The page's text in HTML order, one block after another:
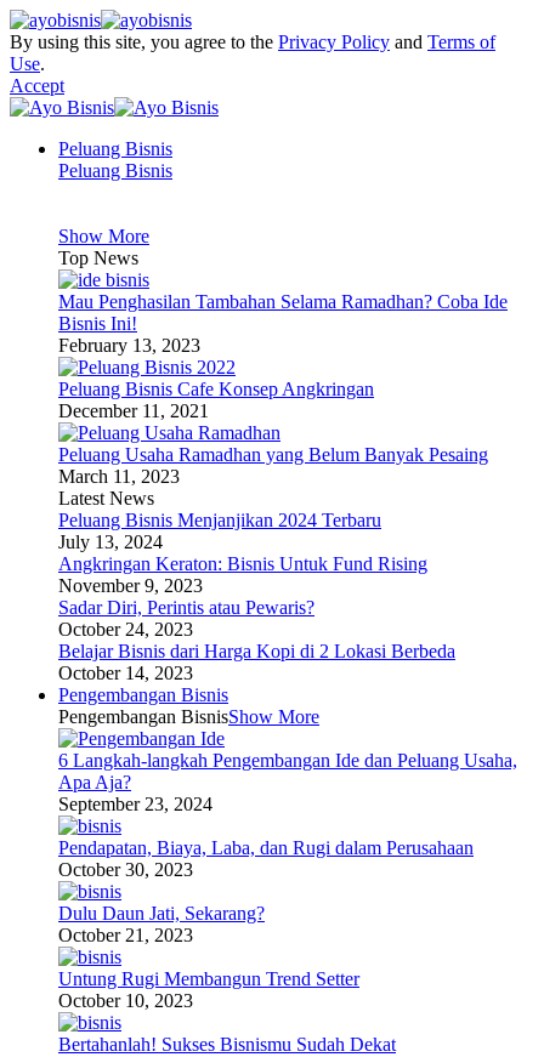
By using this site, you agree to the Privacy Policy and Terms of
Use.
Accept
Peluang Bisnis
Peluang Bisnis
Show More
Top News
Mau Penghasilan Tambahan Selama Ramadhan? Coba Ide
Bisnis Ini!
February 13, 2023
Peluang Bisnis Cafe Konsep Angkringan
December 11, 2021
Peluang Usaha Ramadhan yang Belum Banyak Pesaing
March 11, 2023
Latest News
Peluang Bisnis Menjanjikan 2024 Terbaru
July 13, 2024
Angkringan Keraton: Bisnis Untuk Fund Rising
November 9, 2023
Sadar Diri, Perintis atau Pewaris?
October 24, 2023
Belajar Bisnis dari Harga Kopi di 2 Lokasi Berbeda
October 14, 2023
Pengembangan Bisnis
Pengembangan BisnisShow More
6 Langkah-langkah Pengembangan Ide dan Peluang Usaha,
Apa Aja?
September 23, 2024
Pendapatan, Biaya, Laba, dan Rugi dalam Perusahaan
October 30, 2023
Dulu Daun Jati, Sekarang?
October 21, 2023
Untung Rugi Membangun Trend Setter
October 10, 2023
Bertahanlah! Sukses Bisnismu Sudah Dekat